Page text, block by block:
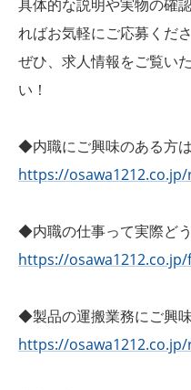
具体的な説明や実物の確
ればお気軽にご応募くださ
ぜひ、求人情報をご覧い
い！
◆内職にご興味のある方
https://
◆内職の仕事って実際ど
https://
◆製品の運搬業務にご興
https://